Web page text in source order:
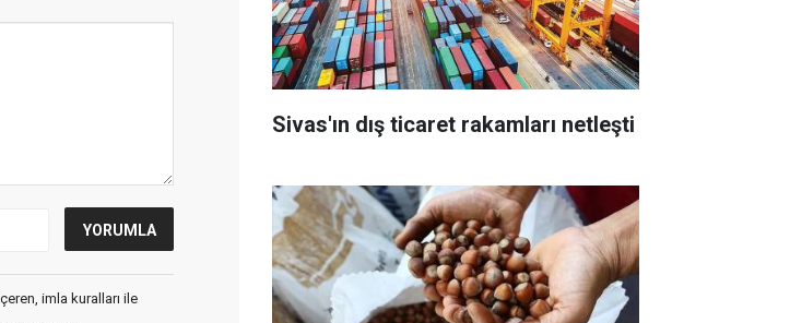
imla kuralları ile
Sivas'ın dış ticaret rakamları netleşti